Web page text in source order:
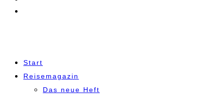
Start
Reisemagazin
Das neue Heft